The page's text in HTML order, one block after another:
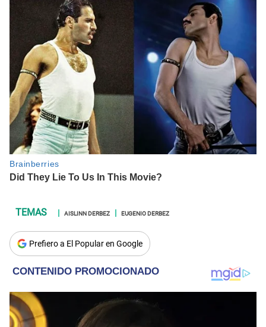
AISLINN DERBEZ EUGENIO DERBEZ
Prefiero a El Popular en Google